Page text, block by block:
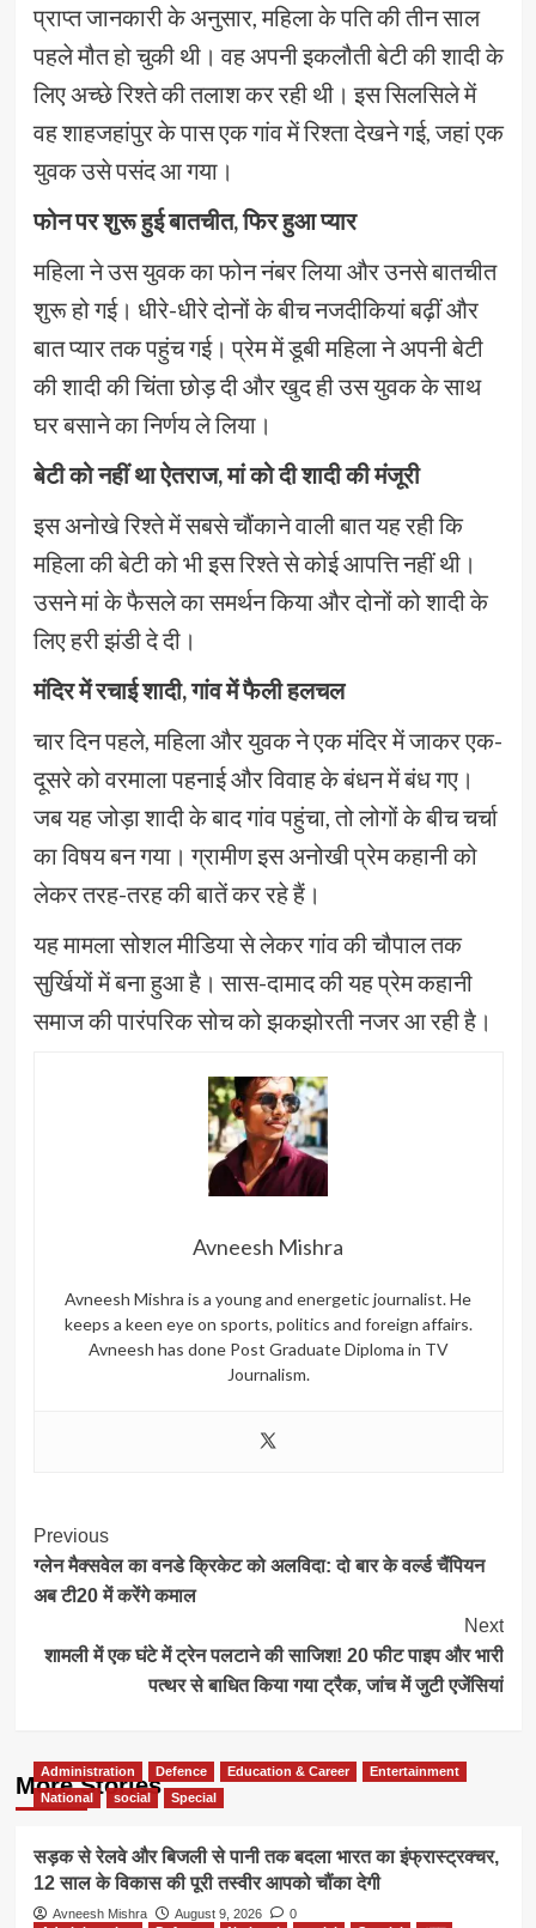
प्राप्त जानकारी के अनुसार, महिला के पति की तीन साल
पहले मौत हो चुकी थी। वह अपनी इकलौती बेटी की शादी के
लिए अच्छे रिश्ते की तलाश कर रही थी। इस सिलसिले में
वह शाहजहांपुर के पास एक गांव में रिश्ता देखने गई, जहां एक
युवक उसे पसंद आ गया।
फोन पर शुरू हुई बातचीत, फिर हुआ प्यार
महिला ने उस युवक का फोन नंबर लिया और उनसे बातचीत
शुरू हो गई। धीरे-धीरे दोनों के बीच नजदीकियां बढ़ीं और
बात प्यार तक पहुंच गई। प्रेम में डूबी महिला ने अपनी बेटी
की शादी की चिंता छोड़ दी और खुद ही उस युवक के साथ
घर बसाने का निर्णय ले लिया।
बेटी को नहीं था ऐतराज, मां को दी शादी की मंजूरी
इस अनोखे रिश्ते में सबसे चौंकाने वाली बात यह रही कि
महिला की बेटी को भी इस रिश्ते से कोई आपत्ति नहीं थी।
उसने मां के फैसले का समर्थन किया और दोनों को शादी के
लिए हरी झंडी दे दी।
मंदिर में रचाई शादी, गांव में फैली हलचल
चार दिन पहले, महिला और युवक ने एक मंदिर में जाकर एक-
दूसरे को वरमाला पहनाई और विवाह के बंधन में बंध गए।
जब यह जोड़ा शादी के बाद गांव पहुंचा, तो लोगों के बीच चर्चा
का विषय बन गया। ग्रामीण इस अनोखी प्रेम कहानी को
लेकर तरह-तरह की बातें कर रहे हैं।
यह मामला सोशल मीडिया से लेकर गांव की चौपाल तक
सुर्खियों में बना हुआ है। सास-दामाद की यह प्रेम कहानी
समाज की पारंपरिक सोच को झकझोरती नजर आ रही है।
Avneesh Mishra
Avneesh Mishra is a young and energetic journalist. He
keeps a keen eye on sports, politics and foreign affairs.
Avneesh has done Post Graduate Diploma in TV
Journalism.
Post
Navigation
Previous
ग्लेन मैक्सवेल का वनडे क्रिकेट को अलविदा: दो बार के वर्ल्ड चैंपियन
अब टी20 में करेंगे कमाल
Next
शामली में एक घंटे में ट्रेन पलटाने की साजिश! 20 फीट पाइप और भारी
पत्थर से बाधित किया गया ट्रैक, जांच में जुटी एजेंसियां
More Stories
Administration Defence Education & Career
Entertainment
National
social Special
सड़क से रेलवे और बिजली से पानी तक बदला भारत का इंफ्रास्ट्रक्चर,
12 साल के विकास की पूरी तस्वीर आपको चौंका देगी
Avneesh Mishra August 9, 2026
0